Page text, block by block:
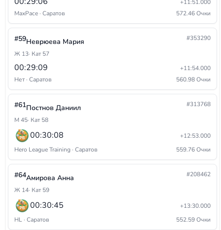
+11:51.000
MaxPace · Саратов
572.46 Очки
#59Неврюева Мария
#353290
Ж 13· Кат 57
00:29:09
+11:54.000
Нет · Саратов
560.98 Очки
#61Постнов Даниил
#313768
М 45· Кат 58
00:30:08
+12:53.000
Hero League Training · Саратов
559.76 Очки
#64Амирова Анна
#208462
Ж 14· Кат 59
00:30:45
+13:30.000
HL · Саратов
552.59 Очки